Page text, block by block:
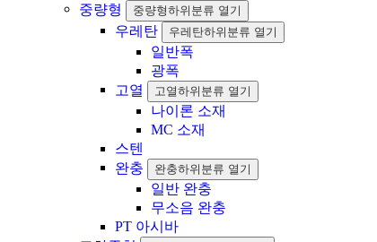
중량형
중량형하위분류 열기
우레탄 우레탄하위분류 열기
일반폭
광폭
고열
고열하위분류 열기
나이론 소재
MC 소재
스텐
완충
완충하위분류 열기
일반 완충
무소음 완충
PT 아시바